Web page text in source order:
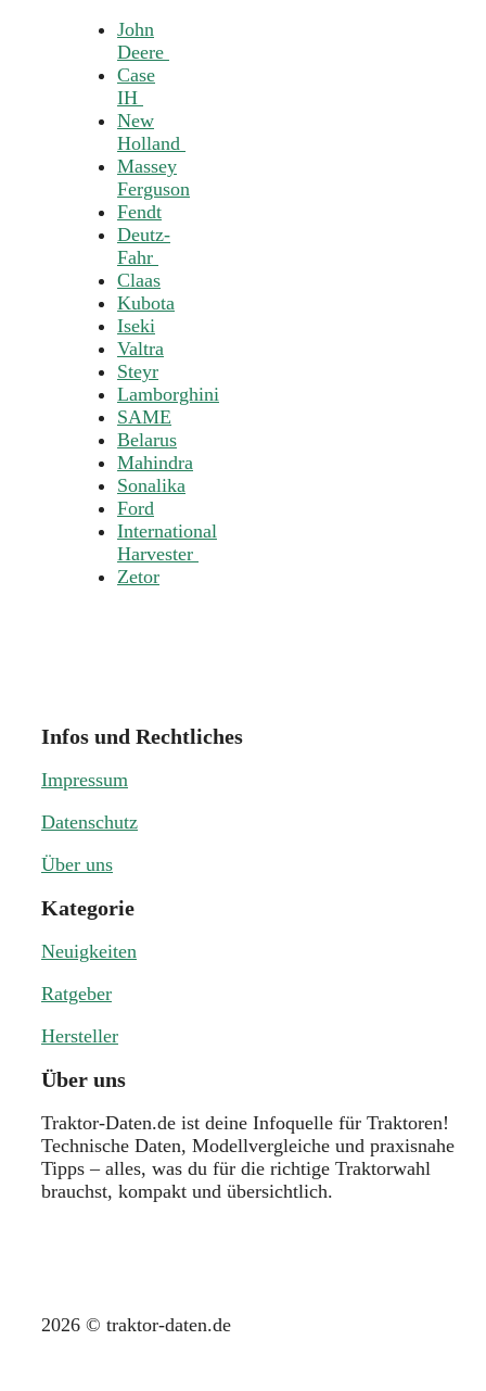
John
Deere
Case
IH
New
Holland
Massey
Ferguson
Fendt
Deutz-
Fahr
Claas
Kubota
Iseki
Valtra
Steyr
Lamborghini
SAME
Belarus
Mahindra
Sonalika
Ford
International
Harvester
Zetor
Infos und Rechtliches
Impressum
Datenschutz
Über uns
Kategorie
Neuigkeiten
Ratgeber
Hersteller
Über uns
Traktor-Daten.de ist deine Infoquelle für Traktoren!
Technische Daten, Modellvergleiche und praxisnahe
Tipps – alles, was du für die richtige Traktorwahl
brauchst, kompakt und übersichtlich.
2026 © traktor-daten.de